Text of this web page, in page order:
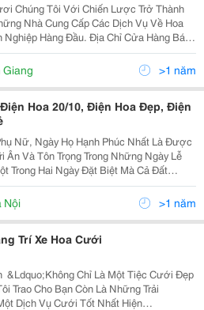
Chúng Tôi Với Chiến Lược Trở Thành
Nhà Cung Cấp Các Dịch Vụ Về Hoa
Nghiệp Hàng Đầu. Địa Chỉ Cửa Hàng Bán
Giang Xin Cam Kết Sẽ Luôn Trau Dồi Kỹ
Bảo Sự Ổn Định Và Nâng Cao Chất
Giang >1 năm
Hoa 20/10, Điện Hoa Đẹp, Điện
Nữ, Ngày Họ Hạnh Phúc Nhất Là Được
Ân Và Tôn Trọng Trong Những Ngày Lễ
Trong Hai Ngày Đặt Biệt Mà Cả Đất
Đều Tô Đậm Hình Ảnh Tuyệt Đẹp Của
Là Ngày 20/10, Ngày Phụ Nữ Việt Nam.
Nội >1 năm
Trí Xe Hoa Cưới
Trao Cho Bạn Còn Là Những Trải
Dịch Vụ Cưới Tốt Nhất Hiện